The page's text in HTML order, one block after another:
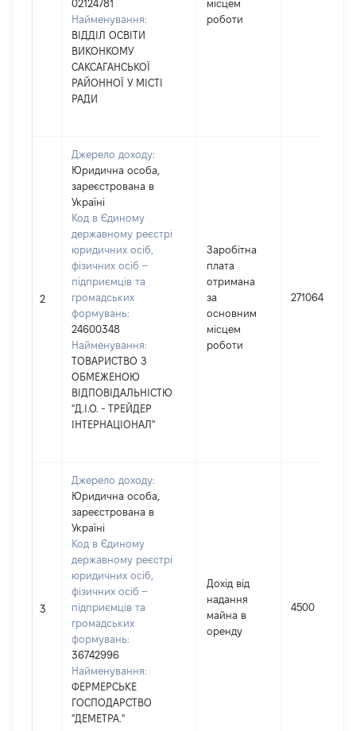
02124781
Найменування:
ВІДДІЛ ОСВІТИ
ВИКОНКОМУ
САКСАГАНСЬКОЇ
РАЙОННОЇ У МІСТІ
РАДИ
місцем
роботи
2
Джерело доходу:
Юридична особа,
зареєстрована в
Україні
Код в Єдиному
державному реєстрі
юридичних осіб,
фізичних осіб –
підприємців та
громадських
формувань:
24600348
Найменування:
ТОВАРИСТВО З
ОБМЕЖЕНОЮ
ВІДПОВІДАЛЬНІСТЮ
"Д.І.О. - ТРЕЙДЕР
ІНТЕРНАЦІОНАЛ"
Заробітна
плата
отримана
за
основним
місцем
роботи
271064
3
Джерело доходу:
Юридична особа,
зареєстрована в
Україні
Код в Єдиному
державному реєстрі
юридичних осіб,
фізичних осіб –
підприємців та
громадських
формувань:
36742996
Найменування:
ФЕРМЕРСЬКЕ
ГОСПОДАРСТВО
"ДЕМЕТРА."
Дохід від
надання
майна в
оренду
4500